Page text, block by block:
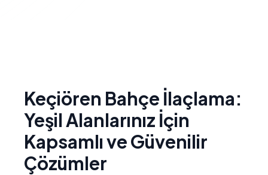
Keçiören Bahçe İlaçlama:
Yeşil Alanlarınız İçin
Kapsamlı ve Güvenilir
Çözümler